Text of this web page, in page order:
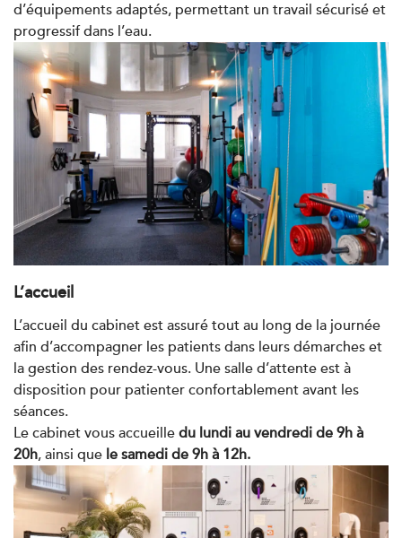
d’équipements adaptés, permettant un travail sécurisé et
progressif dans l’eau.
L’accueil
L’accueil du cabinet est assuré tout au long de la journée
afin d’accompagner les patients dans leurs démarches et
la gestion des rendez-vous. Une salle d’attente est à
disposition pour patienter confortablement avant les
séances.
Le cabinet vous accueille du lundi au vendredi de 9h à
20h, ainsi que le samedi de 9h à 12h.
IK Paris 8 – Saint Lazare
20 Rue de la Pépinière 75008 Paris
20 Rue de la Pépinière 75008 Paris
01 55 06 05 07
PRENDRE RDV
PRENDRE RDV
Kinésithérapie
IK Vanves – 92
5 Rue Monge 92170 Vanves
5 Rue Monge 92170 Vanves
01 46 44 33 92
PRENDRE RDV
PRENDRE RDV
Kinésithérapie Balnéothérapie
IK Paris 7 Saint Germain
Kinésithérapie